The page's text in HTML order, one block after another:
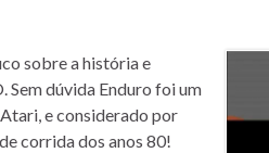
sobre a história e
Sem dúvida Enduro foi um
e considerado por
corrida dos anos 80!